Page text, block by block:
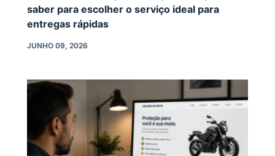
saber para escolher o serviço ideal para
entregas rápidas
JUNHO 09, 2026